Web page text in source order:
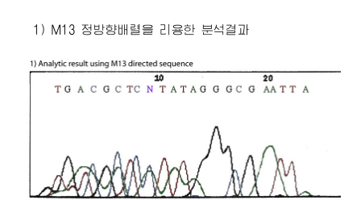
1) M13 정방향배렬을 리용한 분석결과